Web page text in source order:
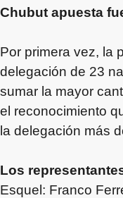
Chubut apuesta
Por primera vez, la
delegación de 23
sumar la mayor
el reconocimiento
la delegación más
Los
Esquel: Franco